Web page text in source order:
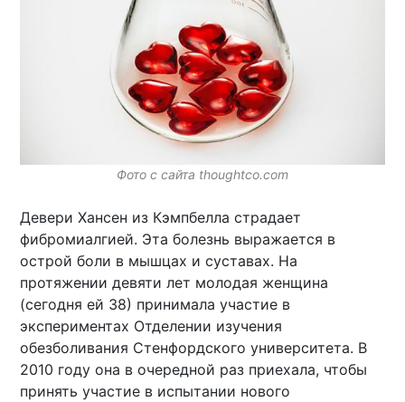
Фото с сайта thoughtco.com
Девери Хансен из Кэмпбелла страдает
фибромиалгией. Эта болезнь выражается в
острой боли в мышцах и суставах. На
протяжении девяти лет молодая женщина
(сегодня ей 38) принимала участие в
экспериментах Отделении изучения
обезболивания Стенфордского университета. В
2010 году она в очередной раз приехала, чтобы
принять участие в испытании нового